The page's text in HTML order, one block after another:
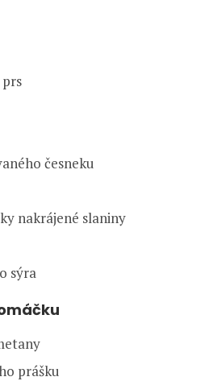
česneku
nakrájené slaniny
sýra
prášku